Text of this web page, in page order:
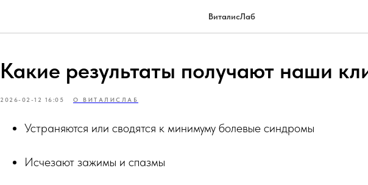
ВиталисЛаб
Какие результаты получают наши
2026-02-12 16:05 О ВИТАЛИСЛАБ
Устраняются или сводятся к минимуму болевые синдромы
Исчезают зажимы и спазмы